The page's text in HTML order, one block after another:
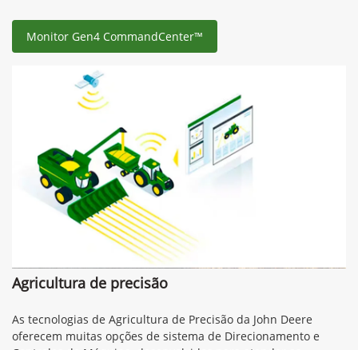
Monitor Gen4 CommandCenter™
Agricultura de precisão
As tecnologias de Agricultura de Precisão da John Deere
oferecem muitas opções de sistema de Direcionamento e